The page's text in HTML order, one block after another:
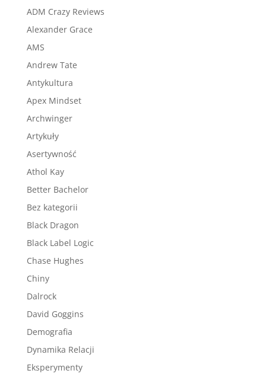
ADM Crazy Reviews
Alexander Grace
AMS
Andrew Tate
Antykultura
Apex Mindset
Archwinger
Artykuły
Asertywność
Athol Kay
Better Bachelor
Bez kategorii
Black Dragon
Black Label Logic
Chase Hughes
Chiny
Dalrock
David Goggins
Demografia
Dynamika Relacji
Eksperymenty